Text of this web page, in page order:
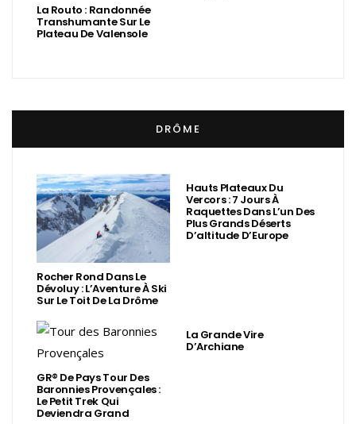
La Routo : Randonnée
Transhumante Sur Le
Plateau De Valensole
DRÔME
Rocher Rond Dans Le
Dévoluy : L’Aventure À Ski
Sur Le Toit De La Drôme
Hauts Plateaux Du
Vercors : 7 Jours À
Raquettes Dans L’un Des
Plus Grands Déserts
D’altitude D’Europe
GR® De Pays Tour Des
Baronnies Provençales :
Le Petit Trek Qui
Deviendra Grand
La Grande Vire
D’Archiane